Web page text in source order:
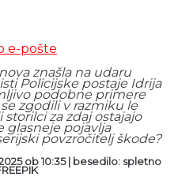
e-pošte
znašla na udaru
Policijske postaje Idrija
podobne primere
zgodili v razmiku le
za zdaj ostajajo
glasneje pojavlja
povzročitelj škode?
ob 10:35 | besedilo: spletno